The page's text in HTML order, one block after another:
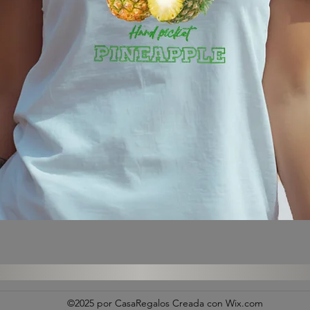
©2025 por CasaRegalos Creada con Wix.com